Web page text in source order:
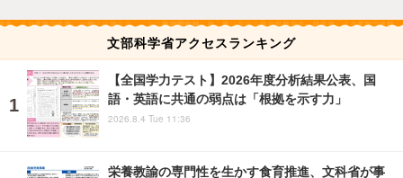
文部科学省アクセスランキング
【全国学力テスト】2026年度分析結果公表、国
語・英語に共通の弱点は「根拠を示す力」
2026.8.4 Tue 11:36
栄養教諭の専門性を生かす食育推進、文科省が事